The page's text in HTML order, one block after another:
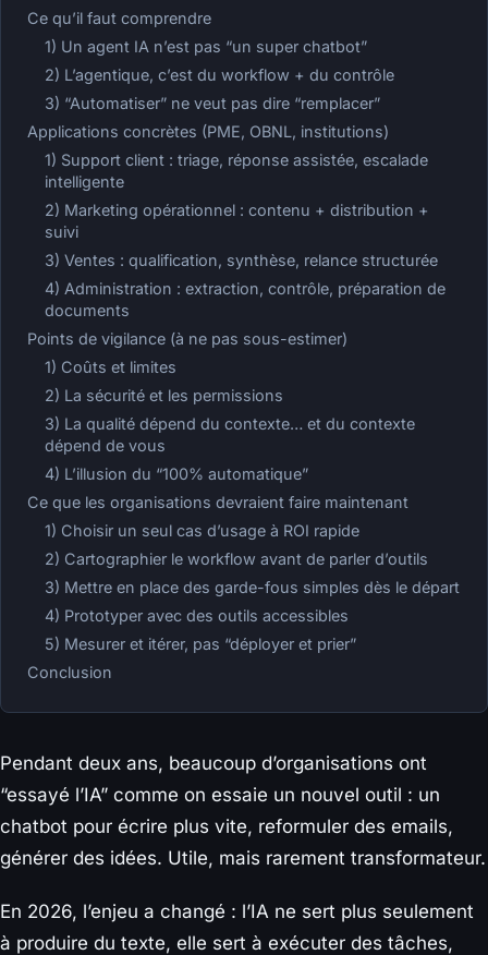
Ce qu’il faut comprendre
1) Un agent IA n’est pas “un super chatbot”
2) L’agentique, c’est du workflow + du contrôle
3) “Automatiser” ne veut pas dire “remplacer”
Applications concrètes (PME, OBNL, institutions)
1) Support client : triage, réponse assistée, escalade
intelligente
2) Marketing opérationnel : contenu + distribution +
suivi
3) Ventes : qualification, synthèse, relance structurée
4) Administration : extraction, contrôle, préparation de
documents
Points de vigilance (à ne pas sous-estimer)
1) Coûts et limites
2) La sécurité et les permissions
3) La qualité dépend du contexte… et du contexte
dépend de vous
4) L’illusion du “100% automatique”
Ce que les organisations devraient faire maintenant
1) Choisir un seul cas d’usage à ROI rapide
2) Cartographier le workflow avant de parler d’outils
3) Mettre en place des garde-fous simples dès le départ
4) Prototyper avec des outils accessibles
5) Mesurer et itérer, pas “déployer et prier”
Conclusion
Pendant deux ans, beaucoup d’organisations ont
“essayé l’IA” comme on essaie un nouvel outil : un
chatbot pour écrire plus vite, reformuler des emails,
générer des idées. Utile, mais rarement transformateur.
En 2026, l’enjeu a changé : l’IA ne sert plus seulement
à produire du texte, elle sert à exécuter des tâches,